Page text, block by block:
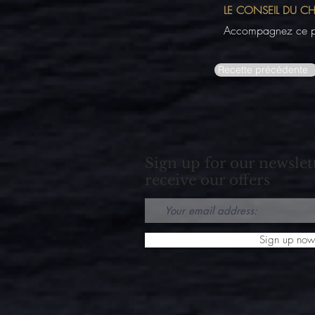
Recette précédente
LE CONSEIL DU
Accompagnez ce
Sign up for our
receive our offers
Sign up now